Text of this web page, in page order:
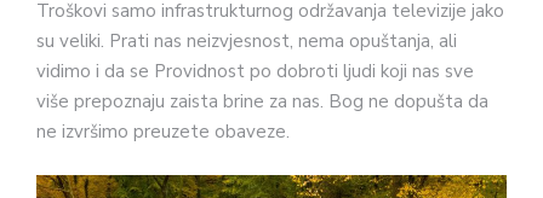
Troškovi samo infrastrukturnog održavanja televizije jako
su veliki. Prati nas neizvjesnost, nema opuštanja, ali
vidimo i da se Providnost po dobroti ljudi koji nas sve
više prepoznaju zaista brine za nas. Bog ne dopušta da
ne izvršimo preuzete obaveze.